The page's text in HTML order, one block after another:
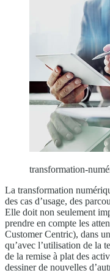
transformation-
La transformation
des cas d’usage, des
Elle doit non seulement
prendre en compte les
Customer Centric), dans
qu’avec l’utilisation de la
de la remise à plat des
dessiner de nouvelles